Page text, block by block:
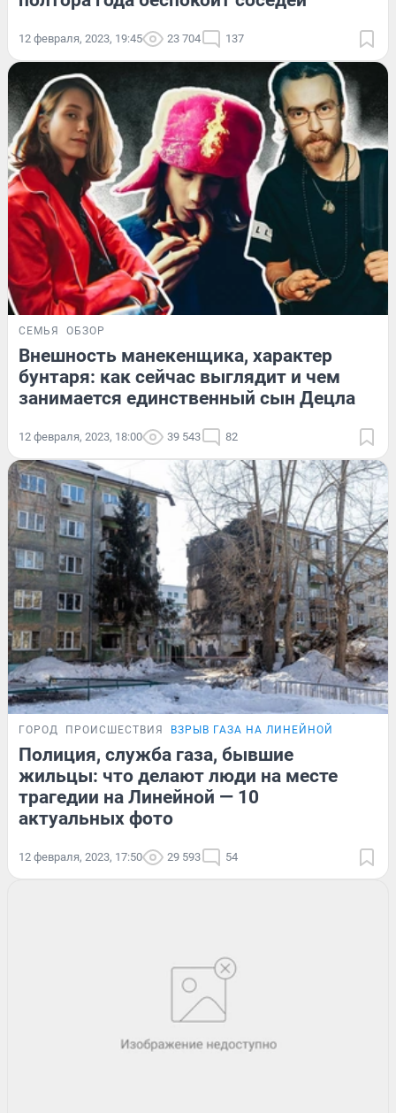
12 февраля, 2023, 19:45 23 704 137
СЕМЬЯ ОБЗОР
Внешность манекенщика, характер
бунтаря: как сейчас выглядит и чем
занимается единственный сын Децла
12 февраля, 2023, 18:00 39 543 82
ГОРОД ПРОИСШЕСТВИЯ ВЗРЫВ ГАЗА НА ЛИНЕЙНОЙ
Полиция, служба газа, бывшие
жильцы: что делают люди на месте
трагедии на Линейной — 10
актуальных фото
12 февраля, 2023, 17:50 29 593 54